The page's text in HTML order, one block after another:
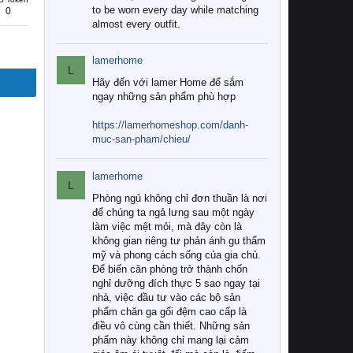
0
to be worn every day while matching
almost every outfit.
L
lamerhome
Hãy đến với lamer Home để sắm
ngay những sản phẩm phù hợp
https://lamerhomeshop.com/danh-
muc-san-pham/chieu/
L
lamerhome
Phòng ngủ không chỉ đơn thuần là nơi
để chúng ta ngả lưng sau một ngày
làm việc mệt mỏi, mà đây còn là
không gian riêng tư phản ánh gu thẩm
mỹ và phong cách sống của gia chủ.
Để biến căn phòng trở thành chốn
nghỉ dưỡng đích thực 5 sao ngay tại
nhà, việc đầu tư vào các bộ sản
phẩm chăn ga gối đệm cao cấp là
điều vô cùng cần thiết. Những sản
phẩm này không chỉ mang lại cảm